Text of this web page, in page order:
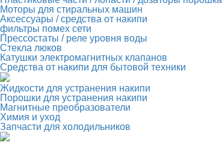
Моторы для стиральных машин
Аксессуары / средства от накипи
фильтры помех сети
Прессостаты / реле уровня воды
Стекла люков
Катушки электромагнитных клапанов
Средства от накипи для бытовой техники
Жидкости для устранения накипи
Порошки для устранения накипи
Магнитные преобразователи
Химия и уход
Запчасти для холодильников